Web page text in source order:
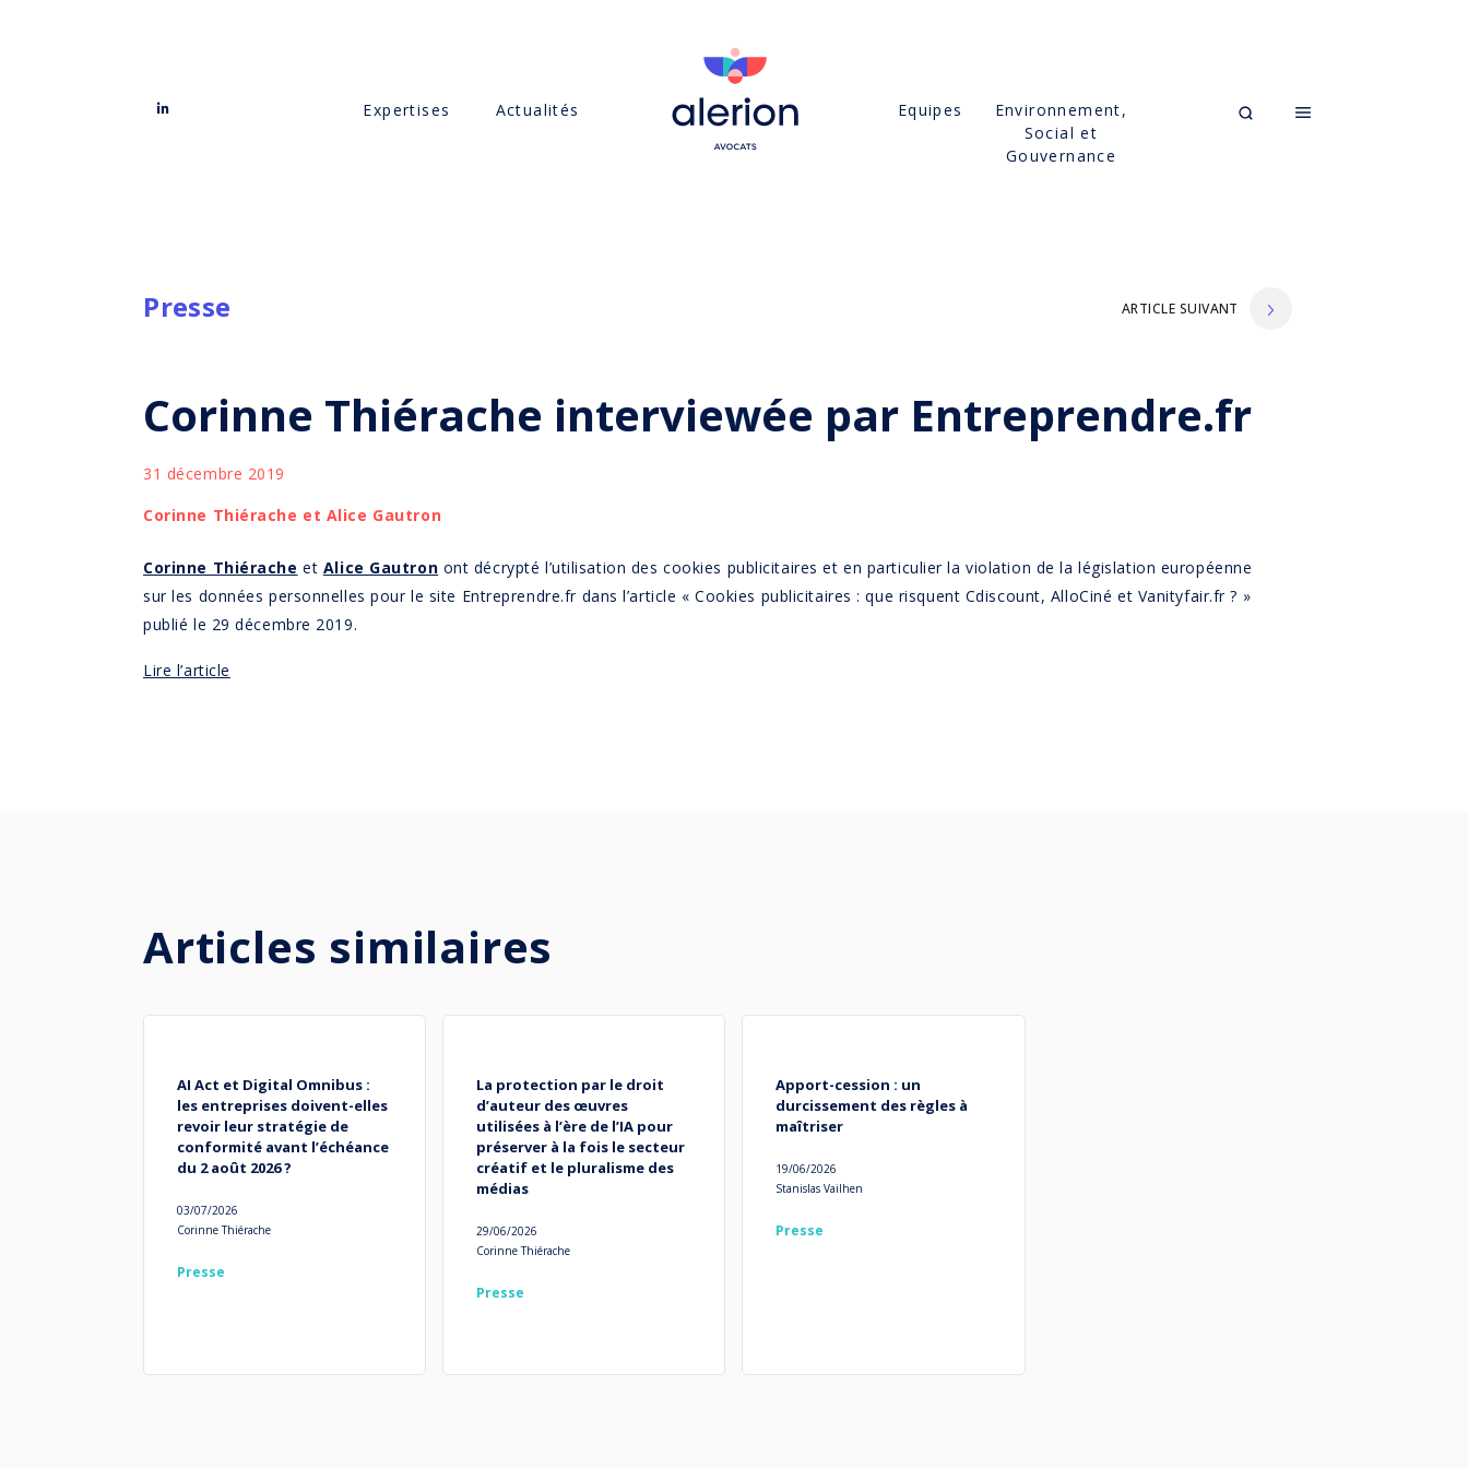
Expertises Actualités Equipes
Environnement,
Social et
Gouvernance
Presse ARTICLE SUIVANT
Corinne Thiérache interviewée par Entreprendre.fr
31 décembre 2019
Corinne Thiérache et Alice Gautron
Corinne Thiérache et Alice Gautron ont décrypté l’utilisation des cookies publicitaires et en particulier la violation de la législation européenne
sur les données personnelles pour le site Entreprendre.fr dans l’article « Cookies publicitaires : que risquent Cdiscount, AlloCiné et Vanityfair.fr ? »
publié le 29 décembre 2019.
Lire l’article
Articles similaires
AI Act et Digital Omnibus :
les entreprises doivent-elles
revoir leur stratégie de
conformité avant l’échéance
du 2 août 2026 ?
03/07/2026
Corinne Thiérache
Presse
La protection par le droit
d’auteur des œuvres
utilisées à l’ère de l’IA pour
préserver à la fois le secteur
créatif et le pluralisme des
médias
29/06/2026
Corinne Thiérache
Presse
Apport-cession : un
durcissement des règles à
maîtriser
19/06/2026
Stanislas Vailhen
Presse